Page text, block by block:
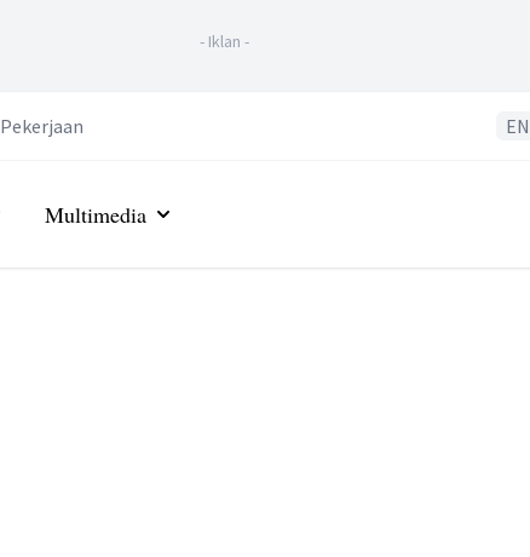
- Iklan -
Pekerjaan EN
Multimedia